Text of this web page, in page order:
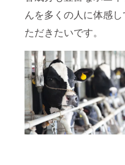
んを多くの人に体感し
ただきたいです。